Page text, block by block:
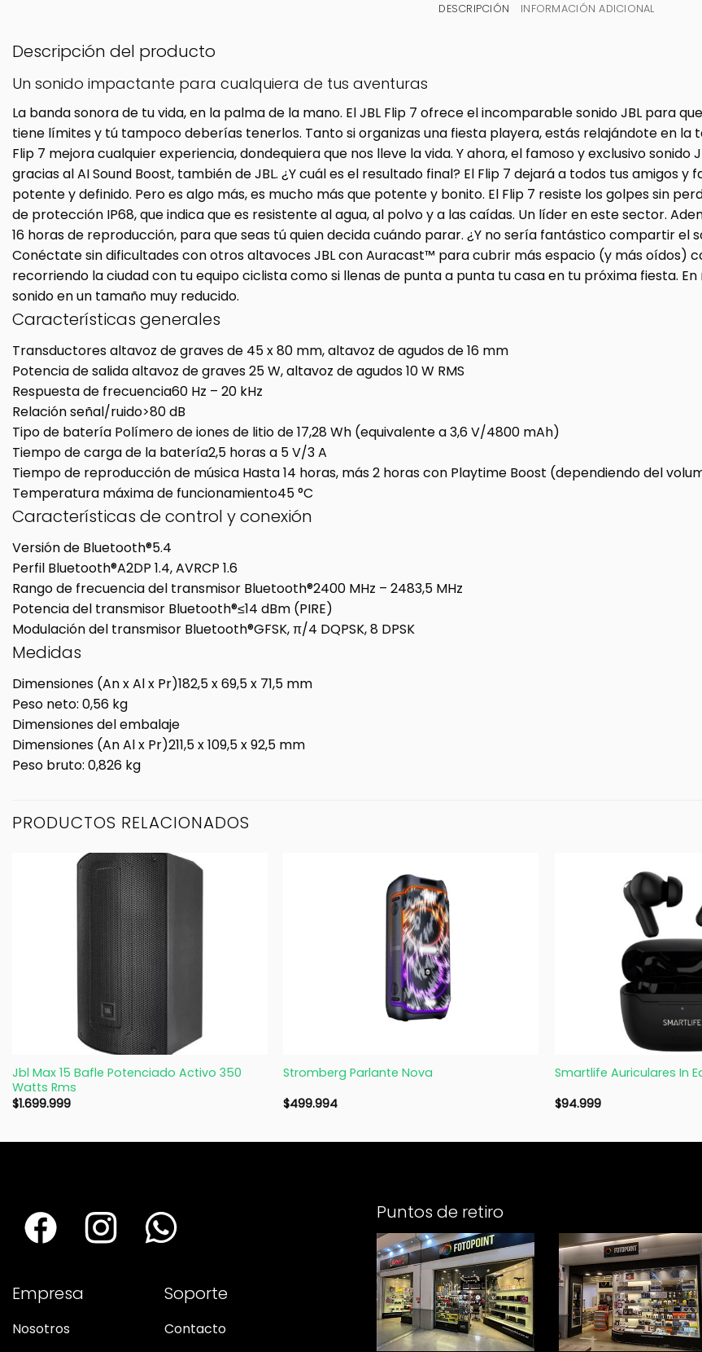
DESCRIPCIÓN INFORMACIÓN ADICIONAL
Descripción del producto
Un sonido impactante para cualquiera de tus aventuras
La banda sonora de tu vida, en la palma de la mano. El JBL Flip 7 ofrece el incomparable sonido JBL para
tiene límites y tú tampoco deberías tenerlos. Tanto si organizas una fiesta playera, estás relajándote en
Flip 7 mejora cualquier experiencia, dondequiera que nos lleve la vida. Y ahora, el famoso y exclusivo
gracias al AI Sound Boost, también de JBL. ¿Y cuál es el resultado final? El Flip 7 dejará a todos tus amigos
potente y definido. Pero es algo más, es mucho más que potente y bonito. El Flip 7 resiste los golpes sin
de protección IP68, que indica que es resistente al agua, al polvo y a las caídas. Un líder en este sector.
16 horas de reproducción, para que seas tú quien decida cuándo parar. ¿Y no sería fantástico compartir el
Conéctate sin dificultades con otros altavoces JBL con Auracast™ para cubrir más espacio (y más oídos)
recorriendo la ciudad con tu equipo ciclista como si llenas de punta a punta tu casa en tu próxima fiesta.
sonido en un tamaño muy reducido.
Características generales
Transductoresaltavoz de graves de 45 x 80 mm, altavoz de agudos de 16 mm
Potencia de salidaaltavoz de graves 25 W, altavoz de agudos 10 W RMS
Respuesta de frecuencia60 Hz – 20 kHz
Relación señal/ruido>80 dB
Tipo de batería Polímero de iones de litio de 17,28 Wh (equivalente a 3,6 V/4800 mAh)
Tiempo de carga de la batería2,5 horas a 5 V/3 A
Tiempo de reproducción de música Hasta 14 horas, más 2 horas con Playtime Boost (dependiendo del
Temperatura máxima de funcionamiento45 °C
Características de control y conexión
Versión de Bluetooth®5.4
Perfil Bluetooth®A2DP 1.4, AVRCP 1.6
Rango de frecuencia del transmisor Bluetooth®2400 MHz – 2483,5 MHz
Potencia del transmisor Bluetooth®≤14 dBm (PIRE)
Modulación del transmisor Bluetooth®GFSK, π/4 DQPSK, 8 DPSK
Medidas
Dimensiones (An x Al x Pr)182,5 x 69,5 x 71,5 mm
Peso neto: 0,56 kg
Dimensiones del embalaje
Dimensiones (An Al x Pr)211,5 x 109,5 x 92,5 mm
Peso bruto: 0,826 kg
PRODUCTOS RELACIONADOS
Jbl Max 15 Bafle Potenciado Activo 350
Watts Rms
$1.699.999
Stromberg Parlante Nova
$499.994
Smartlife Auriculares In
$94.999
Empresa
Nosotros
Soporte
Contacto
Puntos de retiro